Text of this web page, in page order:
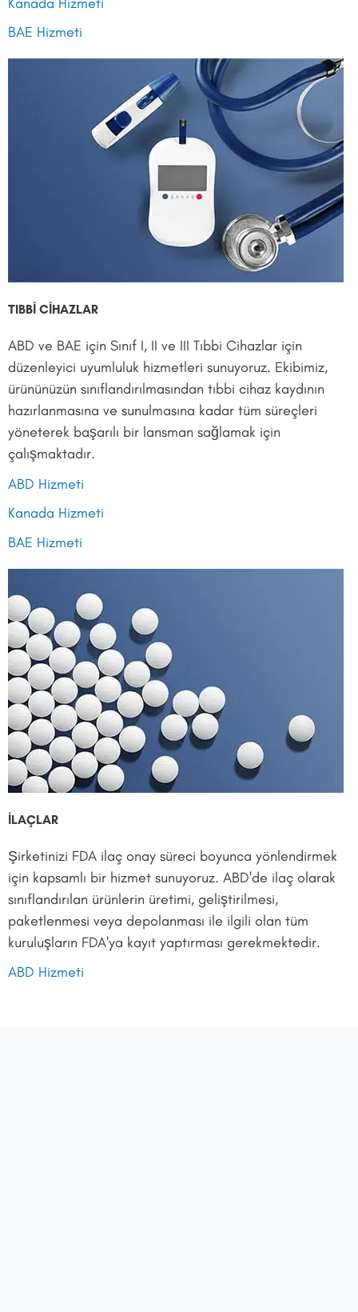
BAE Hizmeti
TIBBİ CİHAZLAR
ABD ve BAE için Sınıf I, II ve III Tıbbi Cihazlar için
düzenleyici uyumluluk hizmetleri sunuyoruz. Ekibimiz,
ürününüzün sınıflandırılmasından tıbbi cihaz kaydının
hazırlanmasına ve sunulmasına kadar tüm süreçleri
yöneterek başarılı bir lansman sağlamak için
çalışmaktadır.
ABD Hizmeti
Kanada Hizmeti
BAE Hizmeti
İLAÇLAR
Şirketinizi FDA ilaç onay süreci boyunca yönlendirmek
için kapsamlı bir hizmet sunuyoruz. ABD'de ilaç olarak
sınıflandırılan ürünlerin üretimi, geliştirilmesi,
paketlenmesi veya depolanması ile ilgili olan tüm
kuruluşların FDA'ya kayıt yaptırması gerekmektedir.
ABD Hizmeti